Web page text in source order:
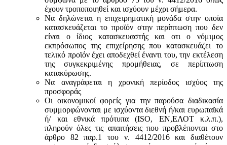
έχουν τροποποιηθεί και ισχύουν μέχρι σήμερα.
Να δηλώνεται η επιχειρηματική μονάδα στην οποία
κατασκευάζεται το προϊόν στην περίπτωση που δεν
είναι ο ίδιος κατασκευαστής και oτι ο νόμιμος
εκπρόσωπος της επιχείρησης που κατασκευάζει το
τελικό προϊόν έχει αποδεχθεί έναντι του, την εκτέλεση
της συγκεκριμένης προμήθειας, σε περίπτωση
κατακύρωσης.
Να αναγράφεται η χρονική περίοδος ισχύος της
προσφοράς
Οι οικονομικοί φορείς για την παρούσα διαδικασία
συμμορφώνονται με ισχύοντα διεθνή ή/και ευρωπαϊκά
ή/ και εθνικά πρότυπα (ISO, ΕΝ,ΕΛΟΤ κ.λ.π.),
πληρούν όλες τις απαιτήσεις που προβλέπονται στο
άρθρο 82 παρ.1 του ν. 4412/2016 και διαθέτουν